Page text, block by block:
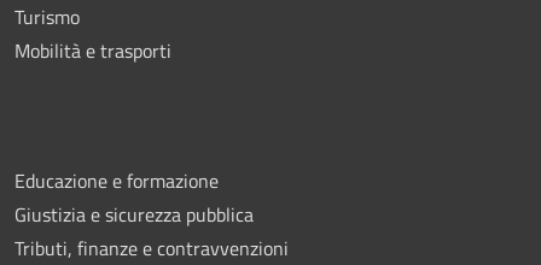
Turismo
Mobilità e trasporti
Educazione e formazione
Giustizia e sicurezza pubblica
Tributi, finanze e contravvenzioni